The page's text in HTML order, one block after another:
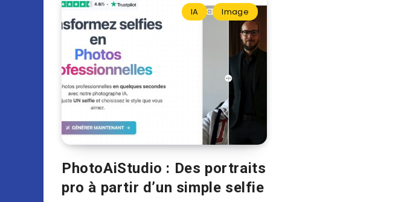
IA Image
PhotoAiStudio : Des portraits
pro à partir d’un simple selfie